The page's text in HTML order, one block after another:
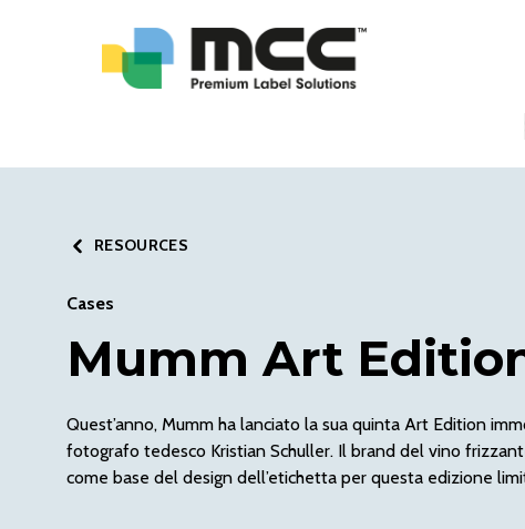
RESOURCES
Cases
Mumm Art
Quest’anno, Mumm ha lanciato la sua quinta Art Edition
fotografo tedesco Kristian Schuller. Il brand del vino
come base del design dell’etichetta per questa edizione